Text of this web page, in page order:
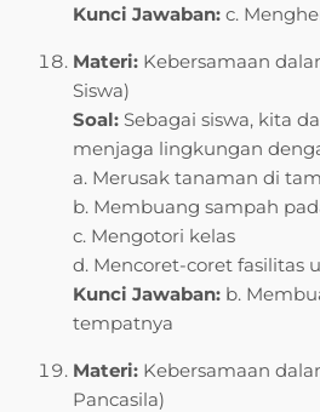
Kunci Jawaban: c.
Materi: Kebersamaan
Siswa)
Soal: Sebagai siswa, kita
menjaga lingkungan
a. Merusak tanaman di
b. Membuang sampah
c. Mengotori kelas
d. Mencoret-coret fasilitas
Kunci Jawaban: b.
tempatnya
Materi: Kebersamaan
Pancasila)